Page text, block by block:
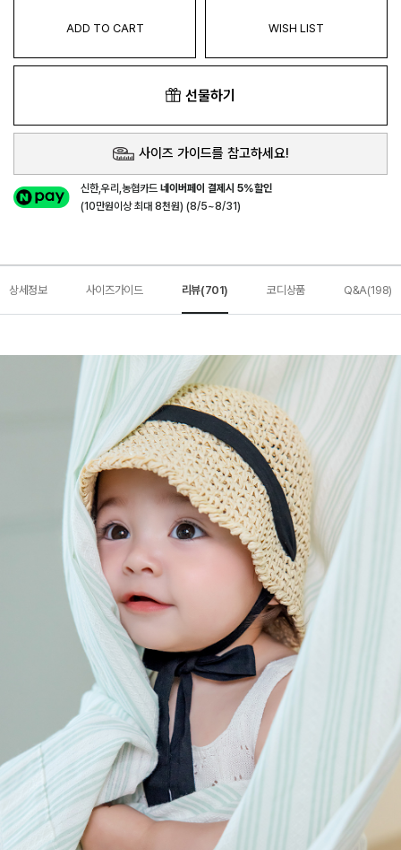
ADD TO CART WISH LIST
선물하기
사이즈 가이드를 참고하세요!
신한,우리,농협카드네이버페이 결제시 5%할인
(10만원이상 최대 8천원) (8/5~8/31)
상세정보 사이즈가이드 리뷰(701) 코디상품 Q&A(198)